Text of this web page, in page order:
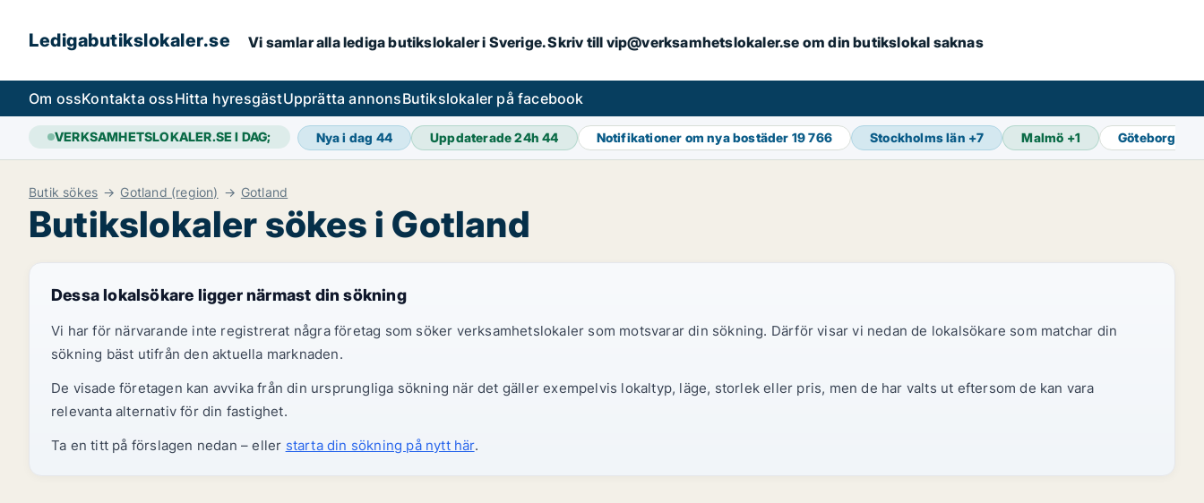
Ledigabutikslokaler.se Vi samlar alla lediga butikslokaler i Sverige. Skriv till vip@verksamhetslokaler.se om din butikslokal saknas
Om ossKontakta ossHitta hyresgästUpprätta annonsButikslokaler på facebook
VERKSAMHETSLOKALER.SE I DAG; Nya i dag 44 Uppdaterade 24h44 Notifikationer om nya bostäder 19 766 Stockholms län +7 Malmö +1 Göteborg
Butik sökes Gotland (region) Gotland
Butikslokaler sökes i Gotland
Dessa lokalsökare ligger närmast din sökning
Vi har för närvarande inte registrerat några företag som söker verksamhetslokaler som motsvarar din sökning. Därför visar vi nedan de lokalsökare som matchar din
sökning bäst utifrån den aktuella marknaden.
De visade företagen kan avvika från din ursprungliga sökning när det gäller exempelvis lokaltyp, läge, storlek eller pris, men de har valts ut eftersom de kan vara
relevanta alternativ för din fastighet.
Ta en titt på förslagen nedan – eller starta din sökning på nytt här.